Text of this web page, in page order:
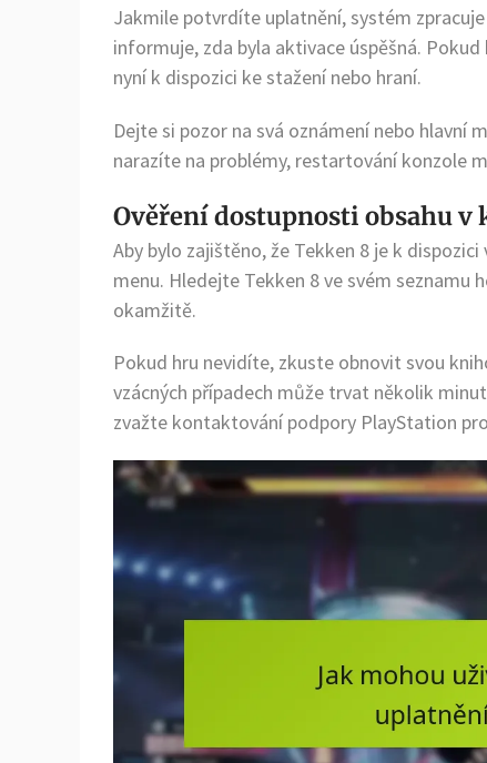
Jakmile potvrdíte uplatnění, systém
informuje, zda byla aktivace úspěšná.
nyní k dispozici ke stažení nebo hraní.
Dejte si pozor na svá oznámení nebo hlavní
narazíte na problémy, restartování konzole
Ověření dostupnosti obsahu v
Aby bylo zajištěno, že Tekken 8 je k
menu. Hledejte Tekken 8 ve svém
okamžitě.
Pokud hru nevidíte, zkuste obnovit svou
vzácných případech může trvat několik
zvažte kontaktování podpory PlayStation